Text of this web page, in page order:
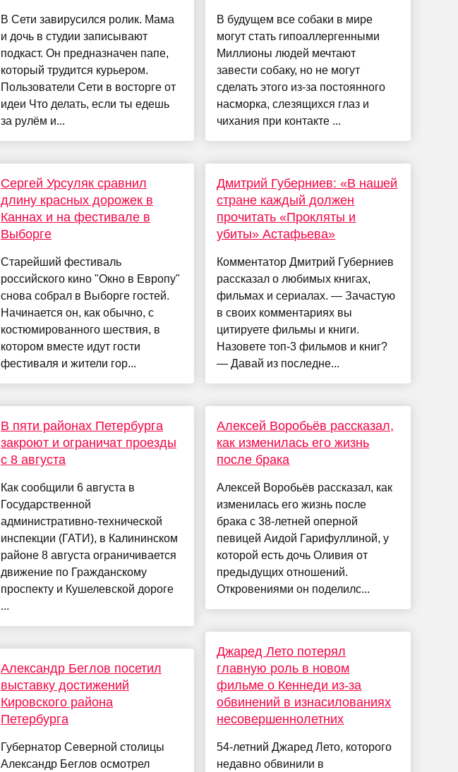
В Сети завирусился ролик. Мама
и дочь в студии записывают
подкаст. Он предназначен папе,
который трудится курьером.
Пользователи Сети в восторге от
идеи Что делать, если ты едешь
за рулём и...
Сергей Урсуляк сравнил
длину красных дорожек в
Каннах и на фестивале в
Выборге
Старейший фестиваль
российского кино "Окно в Европу"
снова собрал в Выборге гостей.
Начинается он, как обычно, с
костюмированного шествия, в
котором вместе идут гости
фестиваля и жители гор...
В пяти районах Петербурга
закроют и ограничат проезды
с 8 августа
Как сообщили 6 августа в
Государственной
административно-технической
инспекции (ГАТИ), в Калининском
районе 8 августа ограничивается
движение по Гражданскому
проспекту и Кушелевской дороге
...
Александр Беглов посетил
выставку достижений
Кировского района
Петербурга
Губернатор Северной столицы
Александр Беглов осмотрел
В будущем все собаки в мире
могут стать гипоаллергенными
Миллионы людей мечтают
завести собаку, но не могут
сделать этого из-за постоянного
насморка, слезящихся глаз и
чихания при контакте ...
Дмитрий Губерниев: «В нашей
стране каждый должен
прочитать «Прокляты и
убиты» Астафьева»
Комментатор Дмитрий Губерниев
рассказал о любимых книгах,
фильмах и сериалах. — Зачастую
в своих комментариях вы
цитируете фильмы и книги.
Назовете топ-3 фильмов и книг?
— Давай из последне...
Алексей Воробьёв рассказал,
как изменилась его жизнь
после брака
Алексей Воробьёв рассказал, как
изменилась его жизнь после
брака с 38-летней оперной
певицей Аидой Гарифуллиной, у
которой есть дочь Оливия от
предыдущих отношений.
Откровениями он поделилс...
Джаред Лето потерял
главную роль в новом
фильме о Кеннеди из-за
обвинений в изнасилованиях
несовершеннолетних
54-летний Джаред Лето, которого
недавно обвинили в